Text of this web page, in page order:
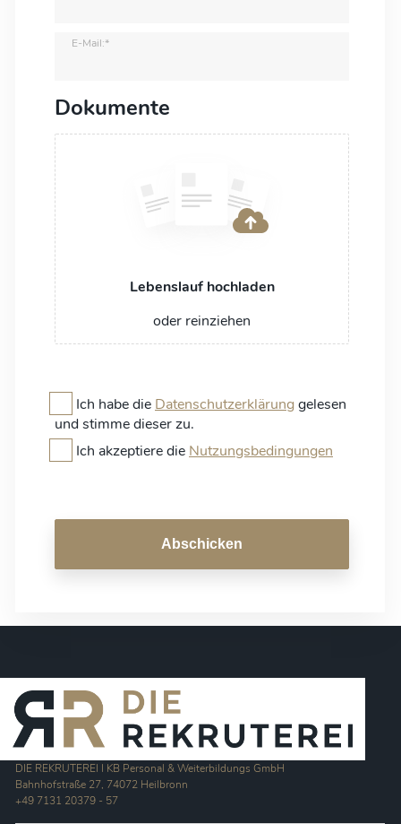
E-Mail:*
Dokumente
Lebenslauf hochladen
oder reinziehen
Ich habe die Datenschutzerklärunggelesen
und stimme dieser zu.
Ich akzeptiere die Nutzungsbedingungen
Abschicken
DIE REKRUTEREI I KB Personal & Weiterbildungs GmbH
Bahnhofstraße 27, 74072 Heilbronn
+49 7131 20379 - 57